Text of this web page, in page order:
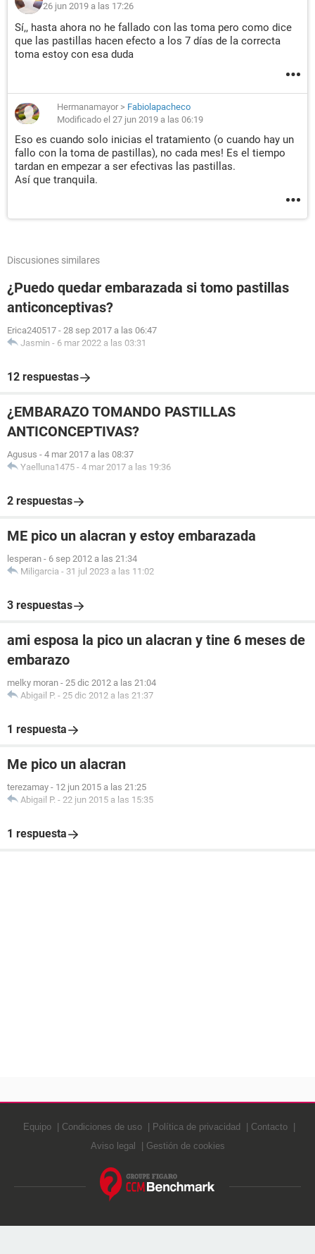
26 jun 2019 a las 17:26
Sí,, hasta ahora no he fallado con las toma pero como dice
que las pastillas hacen efecto a los 7 días de la correcta
toma estoy con esa duda
Hermanamayor > Fabiolapacheco
Modificado el 27 jun 2019 a las 06:19
Eso es cuando solo inicias el tratamiento (o cuando hay un
fallo con la toma de pastillas), no cada mes! Es el tiempo
tardan en empezar a ser efectivas las pastillas.
Así que tranquila.
Discusiones similares
¿Puedo quedar embarazada si tomo pastillas
anticonceptivas?
Erica240517 - 28 sep 2017 a las 06:47
Jasmin - 6 mar 2022 a las 03:31
12 respuestas
¿EMBARAZO TOMANDO PASTILLAS
ANTICONCEPTIVAS?
Agusus - 4 mar 2017 a las 08:37
Yaelluna1475 - 4 mar 2017 a las 19:36
2 respuestas
ME pico un alacran y estoy embarazada
lesperan - 6 sep 2012 a las 21:34
Miligarcia - 31 jul 2023 a las 11:02
3 respuestas
ami esposa la pico un alacran y tine 6 meses de
embarazo
melky moran - 25 dic 2012 a las 21:04
Abigail P. - 25 dic 2012 a las 21:37
1 respuesta
Me pico un alacran
terezamay - 12 jun 2015 a las 21:25
Abigail P. - 22 jun 2015 a las 15:35
1 respuesta
Equipo Condiciones de uso Política de privacidad
Contacto
Aviso legal
Gestión de cookies